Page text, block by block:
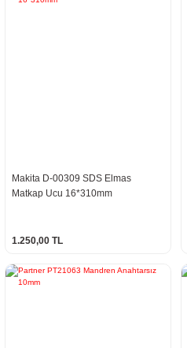
Makita D-00309 SDS Elmas
Matkap Ucu 16*310mm
1.250,00 TL